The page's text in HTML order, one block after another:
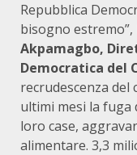
Repubblica
bisogno
Akpamagbo,
Democratica del
recrudescenza
ultimi mesi la fuga
loro case,
alimentare. 3,3